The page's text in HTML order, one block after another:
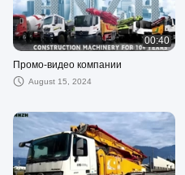
00:40
Промо-видео компании
August 15, 2024